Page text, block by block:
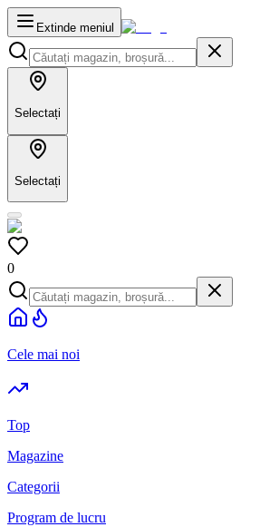
Extinde meniul
Selectați
Selectați
0
Cele mai noi
Top
Magazine
Categorii
Program de lucru